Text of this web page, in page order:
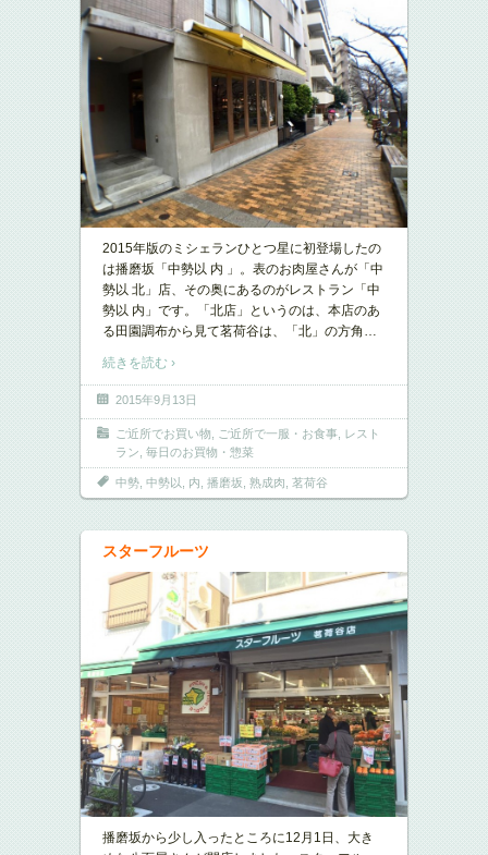
2015年版のミシェランひとつ星に初登場したの
は播磨坂「中勢以 内 」。表のお肉屋さんが「中
勢以 北」店、その奥にあるのがレストラン「中
勢以 内」です。「北店」というのは、本店のあ
る田園調布から見て茗荷谷は、「北」の方角 …
続きを読む ›
2015年9月13日
ご近所でお買い物 ご近所で一服・お食事
レスト
ラン 毎日のお買物・惣菜
中勢 中勢以 内 播磨坂 熟成肉 茗荷谷
スターフルーツ
播磨坂から少し入ったところに12月1日、大き